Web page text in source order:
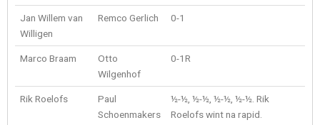
Jan Willem van
Willigen
Remco Gerlich 0-1
Marco Braam
Otto
Wilgenhof
0-1R
Rik Roelofs
Paul
Schoenmakers
½-½, ½-½, ½-½, ½-½. Rik
Roelofs wint na rapid.